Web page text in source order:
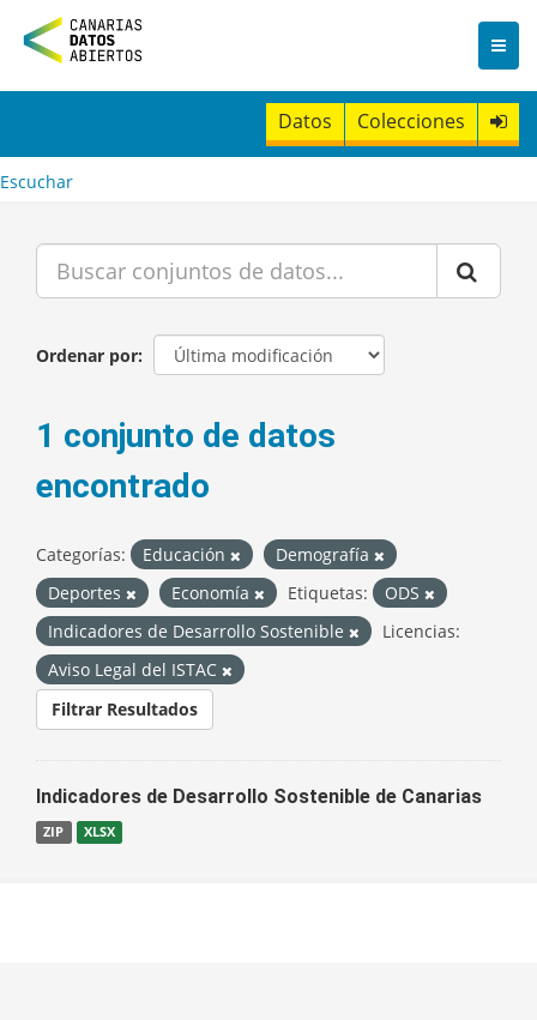
n
t
Datos Colecciones
Escuchar
Ordenar por
1 conjunto de datos
encontrado
Categorías: Educación
Demografía
Deportes
Economía Etiquetas:
ODS
Indicadores de Desarrollo Sostenible
Licencias:
Aviso Legal del ISTAC
Filtrar Resultados
Indicadores de Desarrollo Sostenible de Canarias
ZIP XLSX